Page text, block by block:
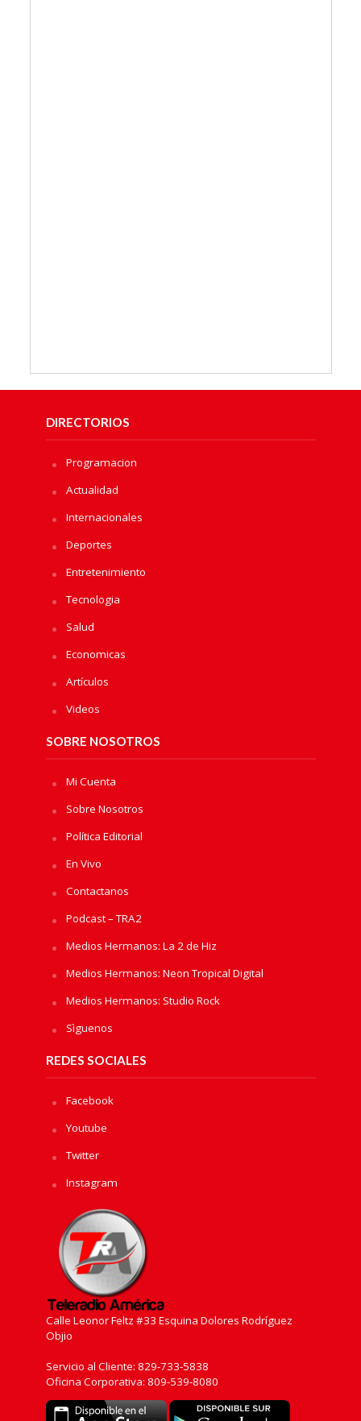
DIRECTORIOS
Programacion
Actualidad
Internacionales
Deportes
Entretenimiento
Tecnologia
Salud
Economicas
Artículos
Videos
SOBRE NOSOTROS
Mi Cuenta
Sobre Nosotros
Política Editorial
En Vivo
Contactanos
Podcast – TRA2
Medios Hermanos: La 2 de Hiz
Medios Hermanos: Neon Tropical Digital
Medios Hermanos: Studio Rock
Sìguenos
REDES SOCIALES
Facebook
Youtube
Twitter
Instagram
Calle Leonor Feltz #33 Esquina Dolores Rodríguez
Objio
Servicio al Cliente: 829-733-5838
Oficina Corporativa: 809-539-8080